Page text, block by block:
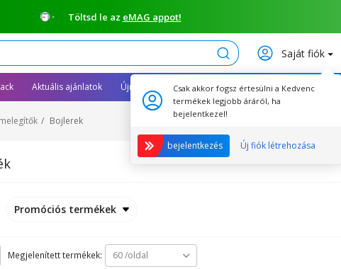
Töltsd le az eMAG appot!
Keresés Saját fiók
Aktuális ajánlatok Újracsomagolt termékek
Bojlerek
Promóciós termékek
Megjelenített termékek: 60 /oldal
Csak akkor fogsz értesülni a Kedvenc
termékek legjobb áráról, ha
bejelentkezel!
bejelentkezés Új fiók létrehozása